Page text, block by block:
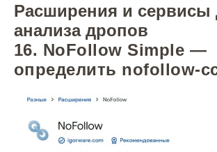
Расширения и сервисы
анализа дропов
16. NoFollow Simple —
определить nofollow-